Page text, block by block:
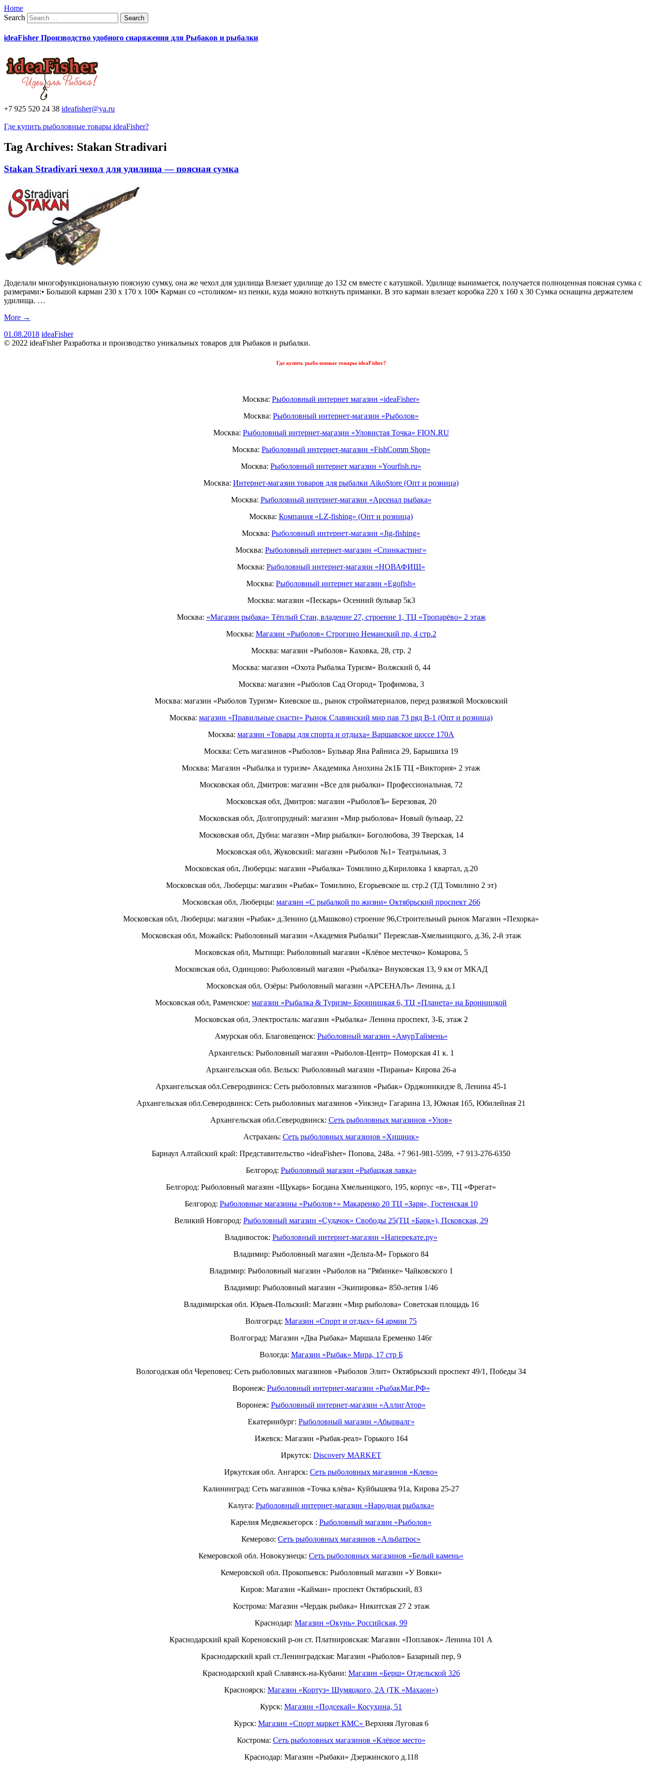
Home
Search
ideaFisher Производство удобного снаряжения для Рыбаков и рыбалки
+7 925 520 24 38 ideafisher@ya.ru
Где купить рыболовные товары ideaFisher?
Tag Archives: Stakan Stradivari
Stakan Stradivari чехол для удилища — поясная сумка
Доделали многофункциональную поясную сумку, она же чехол для удилища Влезает удилище до 132 см вместе с катушкой. Удилище вынимается, получается полноценная поясная сумка с
размерами:• Большой карман 230 х 170 х 100• Карман со «столиком» из пенки, куда можно воткнуть приманки. В это карман влезает коробка 220 х 160 х 30 Сумка оснащена держателем
удилища. …
More →
01.08.2018 ideaFisher
© 2022 ideaFisher Разработка и производство уникальных товаров для Рыбаков и рыбалки.
Где купить рыболовные товары ideaFisher?
Москва: Рыболовный интернет магазин «ideaFisher»
Москва: Рыболовный интернет-магазин «Рыболов»
Москва: Рыболовный интернет-магазин «Уловистая Точка» FION.RU
Москва: Рыболовный интернет-магазин «FishComm Shop»
Москва: Рыболовный интернет магазин «Yourfish.ru»
Москва: Интернет-магазин товаров для рыбалки AikoStore (Опт и розница)
Москва: Рыболовный интернет-магазин «Арсенал рыбака»
Москва: Компания «LZ-fishing» (Опт и розница)
Москва: Рыболовный интернет-магазин «Jig-fishing»
Москва: Рыболовный интернет-магазин «Спинкастинг»
Москва: Рыболовный интернет-магазин «НОВАФИШ»
Москва: Рыболовный интернет магазин «Egofish»
Москва: магазин «Пескарь» Осенний бульвар 5к3
Москва: «Магазин рыбака» Тёплый Стан, владение 27, строение 1, ТЦ «Тропарёво» 2 этаж
Москва: Магазин «Рыболов» Строгино Неманский пр, 4 стр.2
Москва: магазин «Рыболов» Каховка, 28, стр. 2
Москва: магазин «Охота Рыбалка Туризм» Волжский б, 44
Москва: магазин «Рыболов Сад Огород» Трофимова, 3
Москва: магазин «Рыболов Туризм» Киевское ш., рынок стройматериалов, перед развязкой Московский
Москва: магазин «Правильные снасти» Рынок Славянский мир пав 73 ряд B-1 (Опт и розница)
Москва: магазин «Товары для спорта и отдыха» Варшавское шоссе 170А
Москва: Сеть магазинов «Рыболов» Бульвар Яна Райниса 29, Барышиха 19
Москва: Магазин «Рыбалка и туризм» Академика Анохина 2к1Б ТЦ «Виктория» 2 этаж
Московская обл, Дмитров: магазин «Все для рыбалки» Профессиональная, 72
Московская обл, Дмитров: магазин «РыболовЪ» Березовая, 20
Московская обл, Долгопрудный: магазин «Мир рыболова» Новый бульвар, 22
Московская обл, Дубна: магазин «Мир рыбалки» Боголюбова, 39 Тверская, 14
Московская обл, Жуковский: магазин «Рыболов №1» Театральная, 3
Московская обл, Люберцы: магазин «Рыбалка» Томилино д.Кириловка 1 квартал, д.20
Московская обл, Люберцы: магазин «Рыбак» Томилино, Егорьевское ш. стр.2 (ТД Томилино 2 эт)
Московская обл, Люберцы: магазин «С рыбалкой по жизни» Октябрьский проспект 266
Московская обл, Люберцы: магазин «Рыбак» д.Зенино (д.Машково) строение 96,Строительный рынок Магазин «Пехорка»
Московская обл, Можайск: Рыболовный магазин «Академия Рыбалки" Переяслав-Хмельницкого, д.36, 2-й этаж
Московская обл, Мытищи: Рыболовный магазин «Клёвое местечко» Комарова, 5
Московская обл, Одинцово: Рыболовный магазин «Рыбалка» Внуковская 13, 9 км от МКАД
Московская обл, Озёры: Рыболовный магазин «АРСЕНАЛъ» Ленина, д.1
Московская обл, Раменское: магазин «Рыбалка & Туризм» Бронницкая 6, ТЦ «Планета» на Бронницкой
Московская обл, Электросталь: магазин «Рыбалка» Ленина проспект, 3-Б, этаж 2
Амурская обл. Благовещенск: Рыболовный магазин «АмурТаймень»
Архангельск: Рыболовный магазин «Рыболов-Центр» Поморская 41 к. 1
Архангельская обл. Вельск: Рыболовный магазин «Пиранья» Кирова 26-а
Архангельская обл.Северодвинск: Сеть рыболовных магазинов «Рыбак» Орджоникидзе 8, Ленина 45-1
Архангельская обл.Северодвинск: Сеть рыболовных магазинов «Уикэнд» Гагарина 13, Южная 165, Юбилейная 21
Архангельская обл.Северодвинск: Сеть рыболовных магазинов «Улов»
Астрахань: Сеть рыболовных магазинов «Хищник»
Барнаул Алтайский край: Представительство «ideaFisher» Попова, 248а. +7 961-981-5599, +7 913-276-6350
Белгород: Рыболовный магазин «Рыбацкая лавка»
Белгород: Рыболовный магазин «Щукарь» Богдана Хмельницкого, 195, корпус «в», ТЦ «Фрегат»
Белгород: Рыболовные магазины «Рыболов+» Макаренко 20 ТЦ «Заря», Гостенская 10
Великий Новгород: Рыболовный магазин «Судачок» Свободы 25(ТЦ «Барк»), Псковская, 29
Владивосток: Рыболовный интернет-магазин «Наперекате.ру»
Владимир: Рыболовный магазин «Дельта-М» Горького 84
Владимир: Рыболовный магазин «Рыболов на "Рябинке» Чайковского 1
Владимир: Рыболовный магазин «Экипировка» 850-летия 1/46
Владимирская обл. Юрьев-Польский: Магазин «Мир рыболова» Советская площадь 16
Волгоград: Магазин «Спорт и отдых» 64 армии 75
Волгоград: Магазин «Два Рыбака» Маршала Еременко 146г
Вологда: Магазин «Рыбак» Мира, 17 стр Б
Вологодская обл Череповец: Сеть рыболовных магазинов «Рыболов Элит» Октябрьский проспект 49/1, Победы 34
Воронеж: Рыболовный интернет-магазин «РыбакМаг.РФ»
Воронеж: Рыболовный интернет-магазин «АллигАтор»
Екатеринбург: Рыболовный магазин «Абырвалг»
Ижевск: Магазин «Рыбак-реал» Горького 164
Иркутск: Discovery MARKET
Иркутская обл. Ангарск: Сеть рыболовных магазинов «Клево»
Калининград: Сеть магазинов «Точка клёва» Куйбышева 91а, Кирова 25-27
Калуга: Рыболовный интернет-магазин «Народная рыбалка»
Карелия Медвежьегорск : Рыболовный магазин «Рыболов»
Кемерово: Сеть рыболовных магазинов «Альбатрос»
Кемеровской обл. Новокузнецк: Сеть рыболовных магазинов «Белый камень»
Кемеровской обл. Прокопьевск: Рыболовный магазин «У Вовки»
Киров: Магазин «Кайман» проспект Октябрьский, 83
Кострома: Магазин «Чердак рыбака» Никитская 27 2 этаж
Краснодар: Магазин «Окунь» Российская, 99
Краснодарский край Кореновский р-он ст. Платнировская: Магазин «Поплавок» Ленина 101 А
Краснодарский край ст.Ленинградская: Магазин «Рыболов» Базарный пер, 9
Краснодарский край Славянск-на-Кубани: Магазин «Берш» Отдельской 326
Красноярск: Магазин «Кортуз» Шумяцкого, 2А (ТК «Махаон»)
Курск: Магазин «Подсекай» Косухина, 51
Курск: Магазин «Спорт маркет КМС» Верхняя Луговая 6
Кострома: Сеть рыболовных магазинов «Клёвое место»
Краснодар: Магазин «Рыбаки» Дзержинского д.118